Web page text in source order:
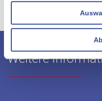
Compliance-Check zu
Weitere